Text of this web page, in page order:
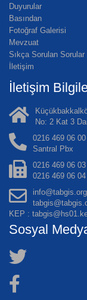
Duyurular
Basından
Fotoğraf Galerisi
Mevzuat
Sıkça Sorulan Sorular
İletişim
İletişim
No: 2 Kat 3
0216 469 06 00
Santral Pbx
0216 469 06 03
0216 469 06 04
KEP :
Sosyal